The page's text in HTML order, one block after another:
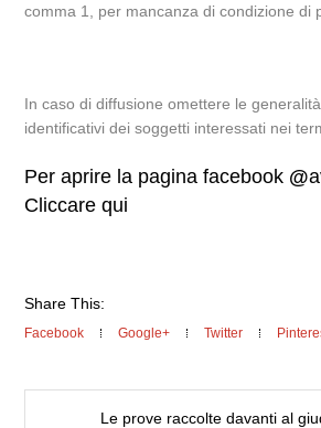
comma 1, per mancanza di condizione di
In caso di diffusione omettere le
identificativi dei soggetti interessati nei
Per aprire la pagina facebook @
Cliccare qui
Share This:
Facebook Google+ Twitter
Le prove raccolte davanti al